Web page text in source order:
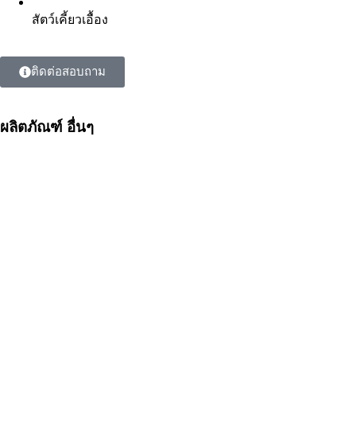
สัตว์เคี้ยวเอื้อง
ติดต่อสอบถาม
ผลิตภัณฑ์ อื่นๆ